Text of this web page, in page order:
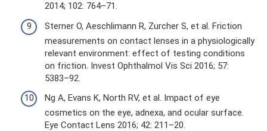
2014; 102: 764–71.
Sterner O, Aeschlimann R, Zurcher S, et al. Friction
measurements on contact lenses in a physiologically
relevant environment: effect of testing conditions
on friction. Invest Ophthalmol Vis Sci 2016; 57:
5383–92.
Ng A, Evans K, North RV, et al. Impact of eye
cosmetics on the eye, adnexa, and ocular surface.
Eye Contact Lens 2016; 42: 211–20.